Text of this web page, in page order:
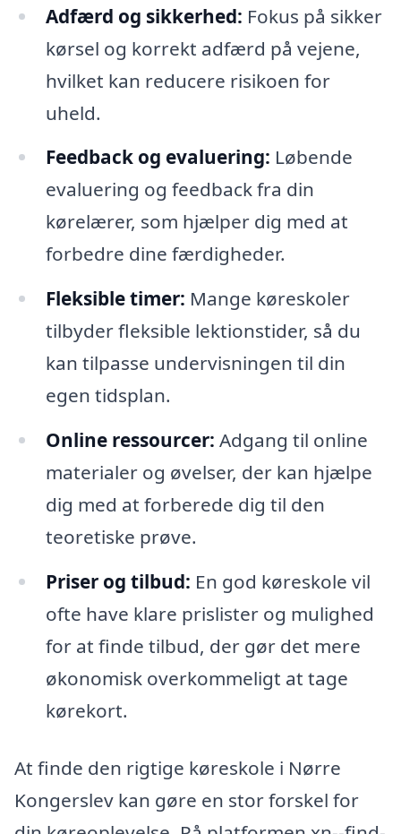
Adfærd og sikkerhed: Fokus på sikker
kørsel og korrekt adfærd på vejene,
hvilket kan reducere risikoen for
uheld.
Feedback og evaluering: Løbende
evaluering og feedback fra din
kørelærer, som hjælper dig med at
forbedre dine færdigheder.
Fleksible timer: Mange køreskoler
tilbyder fleksible lektionstider, så du
kan tilpasse undervisningen til din
egen tidsplan.
Online ressourcer: Adgang til online
materialer og øvelser, der kan hjælpe
dig med at forberede dig til den
teoretiske prøve.
Priser og tilbud: En god køreskole vil
ofte have klare prislister og mulighed
for at finde tilbud, der gør det mere
økonomisk overkommeligt at tage
kørekort.
At finde den rigtige køreskole i Nørre
Kongerslev kan gøre en stor forskel for